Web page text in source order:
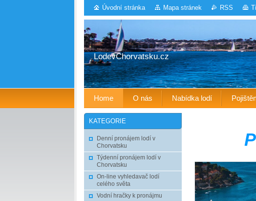
Úvodní stránka Mapa stránek RSS
LodevChorvatsku.cz
Home O nás Nabídka lodí
P
KATEGORIE
Denní pronájem lodí v
Chorvatsku
Týdenní pronájem lodí v
Chorvatsku
On-line vyhledavač lodí
celého světa
Vodní hračky k pronájmu